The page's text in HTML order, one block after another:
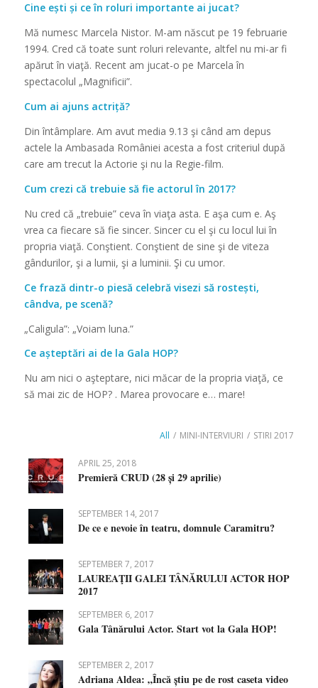
Cine ești și ce în roluri importante ai jucat?
Mă numesc Marcela Nistor. M-am născut pe 19 februarie
1994. Cred că toate sunt roluri relevante, altfel nu mi-ar fi
apărut în viaţă. Recent am jucat-o pe Marcela în
spectacolul „Magnificii”.
Cum ai ajuns actriță?
Din întâmplare. Am avut media 9.13 şi când am depus
actele la Ambasada României acesta a fost criteriul după
care am trecut la Actorie şi nu la Regie-film.
Cum crezi că trebuie să fie actorul în 2017?
Nu cred că „trebuie” ceva în viaţa asta. E aşa cum e. Aş
vrea ca fiecare să fie sincer. Sincer cu el şi cu locul lui în
propria viaţă. Conştient. Conştient de sine şi de viteza
gândurilor, şi a lumii, şi a luminii. Şi cu umor.
Ce frază dintr-o piesă celebră visezi să rostești,
cândva, pe scenă?
„Caligula”: „Voiam luna.”
Ce așteptări ai de la Gala HOP?
Nu am nici o aşteptare, nici măcar de la propria viaţă, ce
să mai zic de HOP? . Marea provocare e… mare!
All / MINI-INTERVIURI / STIRI 2017
APRIL 25, 2018
Premieră CRUD (28 și 29 aprilie)
SEPTEMBER 14, 2017
De ce e nevoie în teatru, domnule Caramitru?
SEPTEMBER 7, 2017
LAUREAŢII GALEI TÂNĂRULUI ACTOR HOP
2017
SEPTEMBER 6, 2017
Gala Tânărului Actor. Start vot la Gala HOP!
SEPTEMBER 2, 2017
Adriana Aldea: „Încă știu pe de rost caseta video